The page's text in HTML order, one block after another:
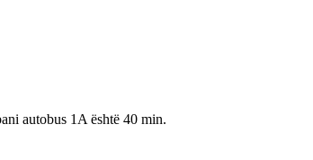
autobus 1A është 40 min.